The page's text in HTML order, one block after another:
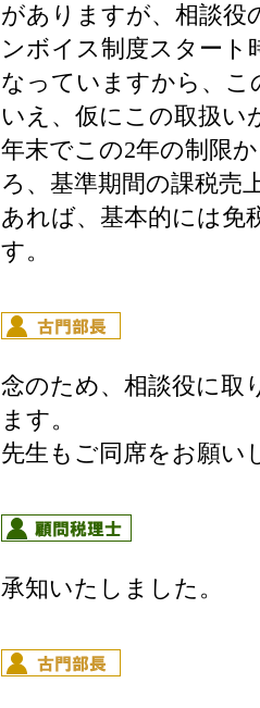
がありますが、相談役
ンボイス制度スタート
なっていますから、
いえ、仮にこの取扱い
年末でこの2年の制限
ろ、基準期間の課税売
あれば、基本的には免
す。
念のため、相談役に取
ます。
先生もご同席をお願い
承知いたしました。